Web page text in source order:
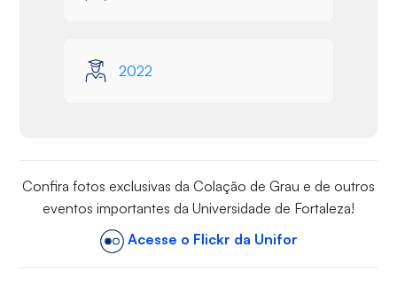
2022
Confira fotos exclusivas da Colação de Grau e de outros
eventos importantes da Universidade de Fortaleza!
Acesse o Flickr da Unifor